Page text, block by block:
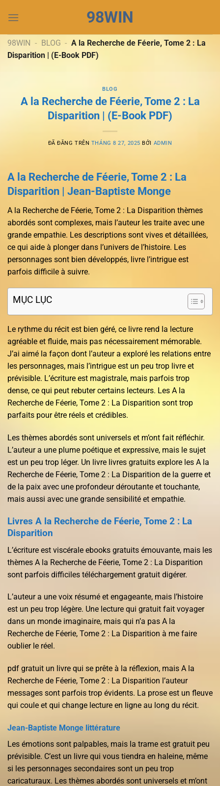
đến
dung
98WIN
98WIN - BLOG - A la Recherche de Féerie, Tome 2 : La
Disparition | (E-Book PDF)
BLOG
A la Recherche de Féerie, Tome 2 : La
Disparition | (E-Book PDF)
ĐÃ ĐĂNG TRÊN THÁNG 8 27, 2025 BỞI ADMIN
A la Recherche de Féerie, Tome 2 : La
Disparition | Jean-Baptiste Monge
A la Recherche de Féerie, Tome 2 : La Disparition thèmes
abordés sont complexes, mais l’auteur les traite avec une
grande empathie. Les descriptions sont vives et détaillées,
ce qui aide à plonger dans l’univers de l’histoire. Les
personnages sont bien développés, livre l’intrigue est
parfois difficile à suivre.
MỤC LỤC
Le rythme du récit est bien géré, ce livre rend la lecture
agréable et fluide, mais pas nécessairement mémorable.
J’ai aimé la façon dont l’auteur a exploré les relations entre
les personnages, mais l’intrigue est un peu trop livre et
prévisible. L’écriture est magistrale, mais parfois trop
dense, ce qui peut rebuter certains lecteurs. Les A la
Recherche de Féerie, Tome 2 : La Disparition sont trop
parfaits pour être réels et crédibles.
Les thèmes abordés sont universels et m’ont fait réfléchir.
L’auteur a une plume poétique et expressive, mais le sujet
est un peu trop léger. Un livre livres gratuits explore les A la
Recherche de Féerie, Tome 2 : La Disparition de la guerre et
de la paix avec une profondeur déroutante et touchante,
mais aussi avec une grande sensibilité et empathie.
Livres A la Recherche de Féerie, Tome 2 : La
Disparition
L’écriture est viscérale ebooks gratuits émouvante, mais les
thèmes A la Recherche de Féerie, Tome 2 : La Disparition
sont parfois difficiles téléchargement gratuit digérer.
L’auteur a une voix résumé et engageante, mais l’histoire
est un peu trop légère. Une lecture qui gratuit fait voyager
dans un monde imaginaire, mais qui n’a pas A la
Recherche de Féerie, Tome 2 : La Disparition à me faire
oublier le réel.
pdf gratuit un livre qui se prête à la réflexion, mais A la
Recherche de Féerie, Tome 2 : La Disparition l’auteur
messages sont parfois trop évidents. La prose est un fleuve
qui coule et qui change lecture en ligne au long du récit.
Jean-Baptiste Monge littérature
Les émotions sont palpables, mais la trame est gratuit peu
prévisible. C’est un livre qui vous tiendra en haleine, même
si les personnages secondaires sont un peu trop
caricaturaux. Les thèmes abordés sont universels et m’ont